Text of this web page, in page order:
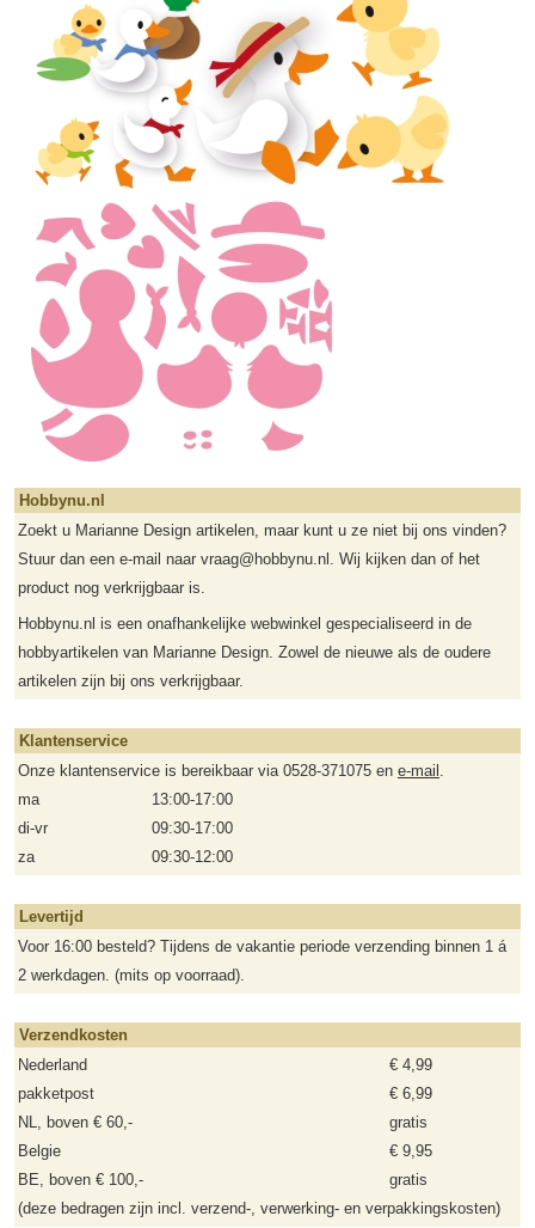
Hobbynu.nl
Zoekt u Marianne Design artikelen, maar kunt u ze niet bij ons vinden?
Stuur dan een e-mail naar vraag@hobbynu.nl. Wij kijken dan of het
product nog verkrijgbaar is.
Hobbynu.nl is een onafhankelijke webwinkel gespecialiseerd in de
hobbyartikelen van Marianne Design. Zowel de nieuwe als de oudere
artikelen zijn bij ons verkrijgbaar.
Klantenservice
Onze klantenservice is bereikbaar via 0528-371075 en e-mail .
ma
13:00-17:00
di-vr
09:30-17:00
za
09:30-12:00
Levertijd
Voor 16:00 besteld? Tijdens de vakantie periode verzending binnen 1 á
2 werkdagen. (mits op voorraad).
Verzendkosten
Nederland
€ 4,99
pakketpost
€ 6,99
NL, boven € 60,-
gratis
Belgie
€ 9,95
BE, boven € 100,-
gratis
(deze bedragen zijn incl. verzend-, verwerking- en verpakkingskosten)